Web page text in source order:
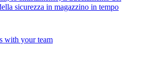
sicurezza in magazzino in tempo